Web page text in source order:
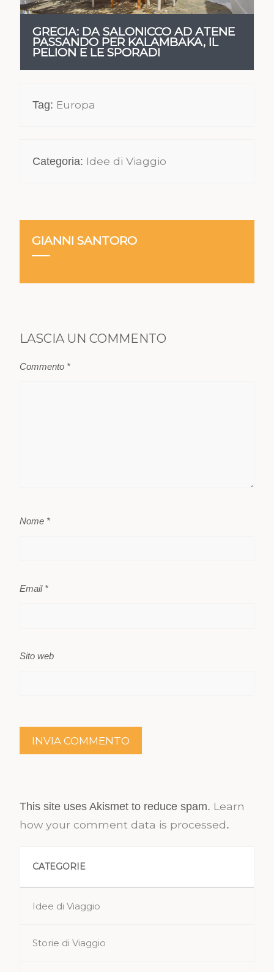
GRECIA: DA SALONICCO AD ATENE
PASSANDO PER KALAMBAKA, IL
PELION E LE SPORADI
Tag: Europa
Categoria: Idee di Viaggio
GIANNI SANTORO
LASCIA UN COMMENTO
Commento *
Nome *
Email *
Sito web
This site uses Akismet to reduce spam. Learn
how your comment data is processed.
CATEGORIE
Idee di Viaggio
Storie di Viaggio